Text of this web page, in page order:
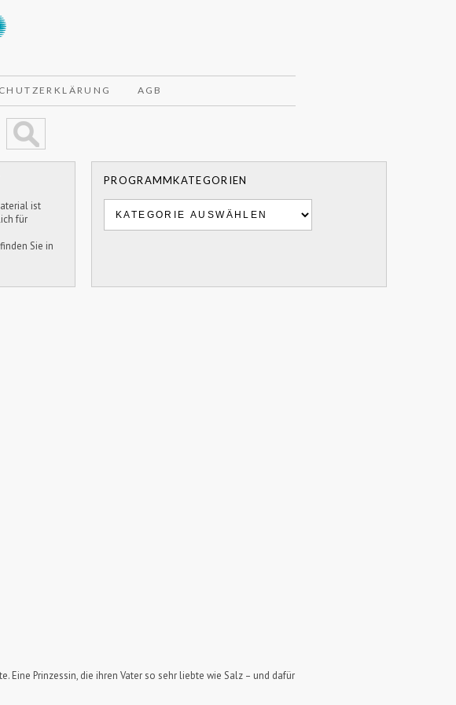
AGB
ist
für
Sie in
PROGRAMMKATEGORIEN
Eine Prinzessin, die ihren Vater so sehr liebte wie Salz – und dafür